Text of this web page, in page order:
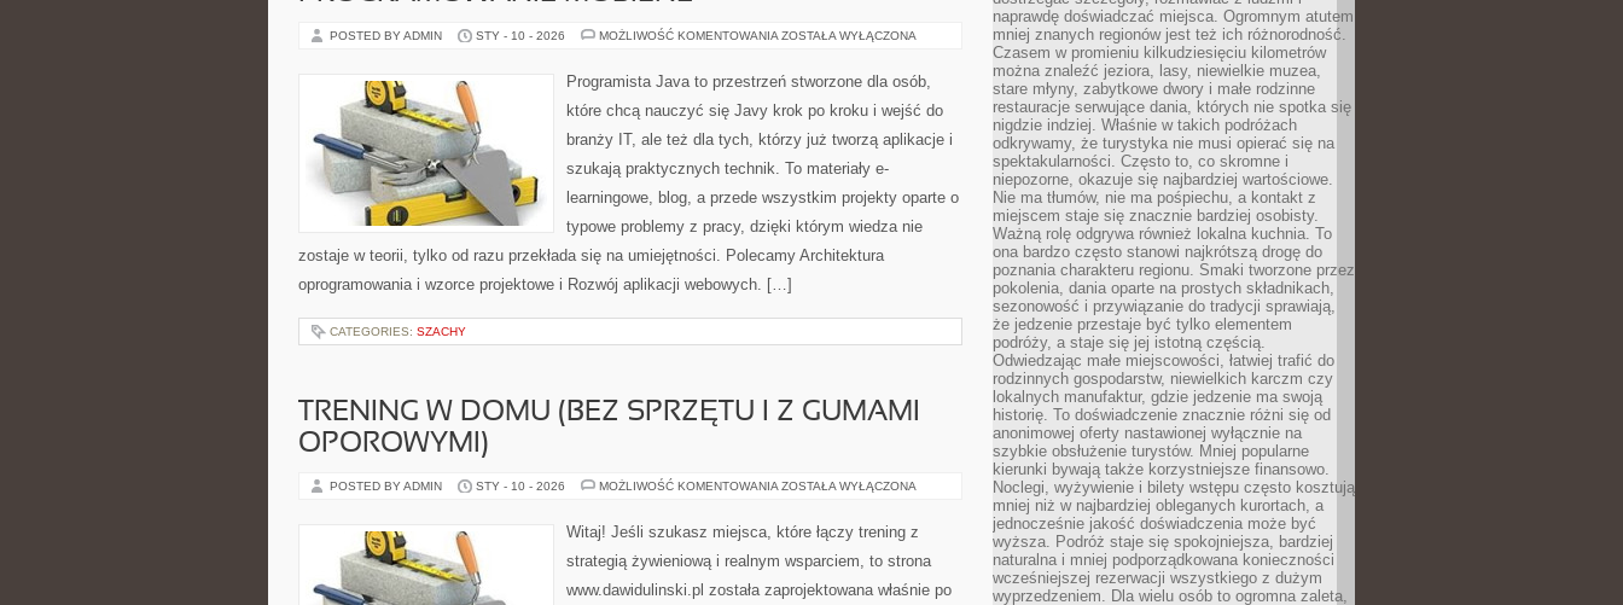
POSTED BY ADMIN STY - 10 - 2026 MOŻLIWOŚĆ KOMENTOWANIA PROGRAMOWANIE
ZOSTAŁA WYŁĄCZONA
Programista Java to przestrzeń stworzone dla osób,
które chcą nauczyć się Javy krok po kroku i wejść do
branży IT, ale też dla tych, którzy już tworzą aplikacje i
szukają praktycznych technik. To materiały e-
learningowe, blog, a przede wszystkim projekty oparte o
typowe problemy z pracy, dzięki którym wiedza nie
zostaje w teorii, tylko od razu przekłada się na umiejętności. Polecamy Architektura
oprogramowania i wzorce projektowe i Rozwój aplikacji webowych. […]
CATEGORIES: SZACHY
TRENING W DOMU (BEZ SPRZĘTU I Z GUMAMI
OPOROWYMI)
POSTED BY ADMIN STY - 10 - 2026 MOŻLIWOŚĆ KOMENTOWANIA TRENING
(BEZ
SPRZĘTU
Z
OPOROWYMI)
ZOSTAŁA WYŁĄCZONA
Witaj! Jeśli szukasz miejsca, które łączy trening z
strategią żywieniową i realnym wsparciem, to strona
www.dawidulinski.pl została zaprojektowana właśnie po
naprawdę doświadczać miejsca. Ogromnym atutem
mniej znanych regionów jest też ich różnorodność.
Czasem w promieniu kilkudziesięciu kilometrów
można znaleźć jeziora, lasy, niewielkie muzea,
stare młyny, zabytkowe dwory i małe rodzinne
restauracje serwujące dania, których nie spotka się
nigdzie indziej. Właśnie w takich podróżach
odkrywamy, że turystyka nie musi opierać się na
spektakularności. Często to, co skromne i
niepozorne, okazuje się najbardziej wartościowe.
Nie ma tłumów, nie ma pośpiechu, a kontakt z
miejscem staje się znacznie bardziej osobisty.
Ważną rolę odgrywa również lokalna kuchnia. To
ona bardzo często stanowi najkrótszą drogę do
poznania charakteru regionu. Smaki tworzone przez
pokolenia, dania oparte na prostych składnikach,
sezonowość i przywiązanie do tradycji sprawiają,
że jedzenie przestaje być tylko elementem
podróży, a staje się jej istotną częścią.
Odwiedzając małe miejscowości, łatwiej trafić do
rodzinnych gospodarstw, niewielkich karczm czy
lokalnych manufaktur, gdzie jedzenie ma swoją
historię. To doświadczenie znacznie różni się od
anonimowej oferty nastawionej wyłącznie na
szybkie obsłużenie turystów. Mniej popularne
kierunki bywają także korzystniejsze finansowo.
Noclegi, wyżywienie i bilety wstępu często kosztują
mniej niż w najbardziej obleganych kurortach, a
jednocześnie jakość doświadczenia może być
wyższa. Podróż staje się spokojniejsza, bardziej
naturalna i mniej podporządkowana konieczności
wcześniejszej rezerwacji wszystkiego z dużym
wyprzedzeniem. Dla wielu osób to ogromna zaleta,